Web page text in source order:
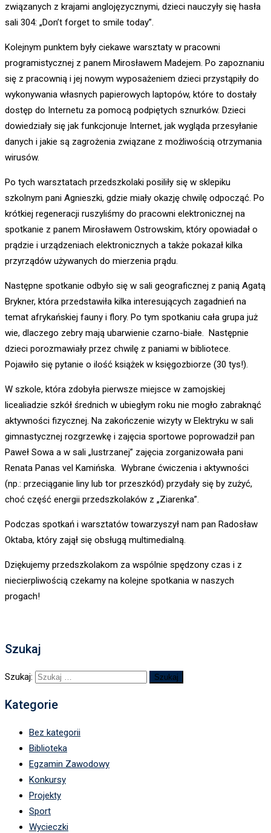
związanych z krajami anglojęzycznymi, dzieci nauczyły się hasła
sali 304: „Don’t forget to smile today”.
Kolejnym punktem były ciekawe warsztaty w pracowni
programistycznej z panem Mirosławem Madejem. Po zapoznaniu
się z pracownią i jej nowym wyposażeniem dzieci przystąpiły do
wykonywania własnych papierowych laptopów, które to dostały
dostęp do Internetu za pomocą podpiętych sznurków. Dzieci
dowiedziały się jak funkcjonuje Internet, jak wygląda przesyłanie
danych i jakie są zagrożenia związane z możliwością otrzymania
wirusów.
Po tych warsztatach przedszkolaki posiliły się w sklepiku
szkolnym pani Agnieszki, gdzie miały okazję chwilę odpocząć. Po
krótkiej regeneracji ruszyliśmy do pracowni elektronicznej na
spotkanie z panem Mirosławem Ostrowskim, który opowiadał o
prądzie i urządzeniach elektronicznych a także pokazał kilka
przyrządów używanych do mierzenia prądu.
Następne spotkanie odbyło się w sali geograficznej z panią Agatą
Brykner, która przedstawiła kilka interesujących zagadnień na
temat afrykańskiej fauny i flory. Po tym spotkaniu cała grupa już
wie, dlaczego zebry mają ubarwienie czarno-białe. Następnie
dzieci porozmawiały przez chwilę z paniami w bibliotece.
Pojawiło się pytanie o ilość książek w księgozbiorze (30 tys!).
W szkole, która zdobyła pierwsze miejsce w zamojskiej
licealiadzie szkół średnich w ubiegłym roku nie mogło zabraknąć
aktywności fizycznej. Na zakończenie wizyty w Elektryku w sali
gimnastycznej rozgrzewkę i zajęcia sportowe poprowadził pan
Paweł Sowa a w sali „lustrzanej” zajęcia zorganizowała pani
Renata Panas vel Kamińska. Wybrane ćwiczenia i aktywności
(np.: przeciąganie liny lub tor przeszkód) przydały się by zużyć,
choć część energii przedszkolaków z „Ziarenka”.
Podczas spotkań i warsztatów towarzyszył nam pan Radosław
Oktaba, który zajął się obsługą multimedialną.
Dziękujemy przedszkolakom za wspólnie spędzony czas i z
niecierpliwością czekamy na kolejne spotkania w naszych
progach!
Szukaj
Szukaj:
Kategorie
Bez kategorii
Biblioteka
Egzamin Zawodowy
Konkursy
Projekty
Sport
Wycieczki